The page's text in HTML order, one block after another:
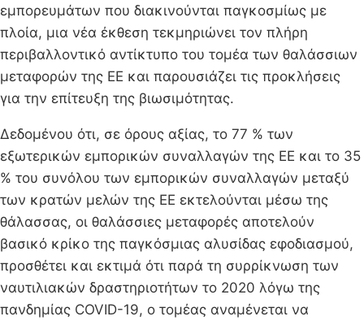
εμπορευμάτων που διακινούνται παγκοσμίως με
πλοία, μια νέα έκθεση τεκμηριώνει τον πλήρη
περιβαλλοντικό αντίκτυπο του τομέα των θαλάσσιων
μεταφορών της ΕΕ και παρουσιάζει τις προκλήσεις
για την επίτευξη της βιωσιμότητας.
Δεδομένου ότι, σε όρους αξίας, το 77 % των
εξωτερικών εμπορικών συναλλαγών της ΕΕ και το 35
% του συνόλου των εμπορικών συναλλαγών μεταξύ
των κρατών μελών της ΕΕ εκτελούνται μέσω της
θάλασσας, οι θαλάσσιες μεταφορές αποτελούν
βασικό κρίκο της παγκόσμιας αλυσίδας εφοδιασμού,
προσθέτει και εκτιμά ότι παρά τη συρρίκνωση των
ναυτιλιακών δραστηριοτήτων το 2020 λόγω της
πανδημίας COVID-19, ο τομέας αναμένεται να